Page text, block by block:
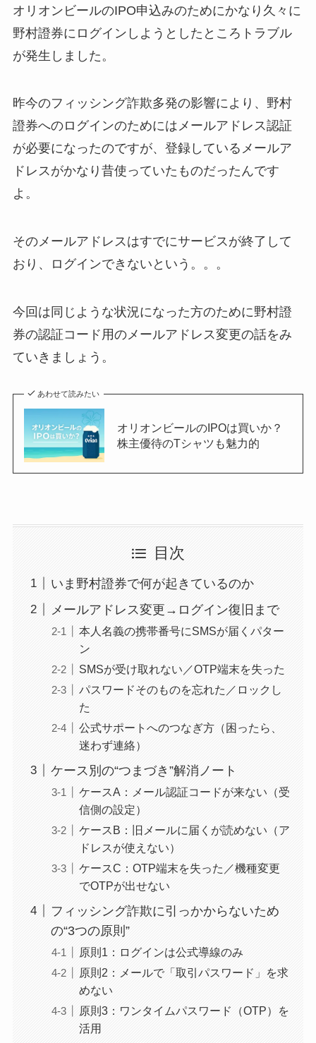
オリオンビールのIPO申込みのためにかなり久々に
野村證券にログインしようとしたところトラブル
が発生しました。
昨今のフィッシング詐欺多発の影響により、野村
證券へのログインのためにはメールアドレス認証
が必要になったのですが、登録しているメールア
ドレスがかなり昔使っていたものだったんです
よ。
そのメールアドレスはすでにサービスが終了して
おり、ログインできないという。。。
今回は同じような状況になった方のために野村證
券の認証コード用のメールアドレス変更の話をみ
ていきましょう。
あわせて読みたい
オリオンビールのIPOは買いか？
株主優待のTシャツも魅力的
目次
いま野村證券で何が起きているのか
メールアドレス変更→ログイン復旧まで
本人名義の携帯番号にSMSが届くパター
ン
SMSが受け取れない／OTP端末を失った
パスワードそのものを忘れた／ロックし
た
公式サポートへのつなぎ方（困ったら、
迷わず連絡）
ケース別の“つまづき”解消ノート
ケースA：メール認証コードが来ない（受
信側の設定）
ケースB：旧メールに届くが読めない（ア
ドレスが使えない）
ケースC：OTP端末を失った／機種変更
でOTPが出せない
フィッシング詐欺に引っかからないため
の“3つの原則”
原則1：ログインは公式導線のみ
原則2：メールで「取引パスワード」を求
めない
原則3：ワンタイムパスワード（OTP）を
活用